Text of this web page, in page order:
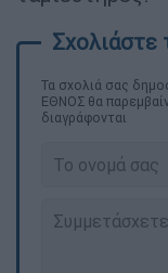
Τα σχολιά σας
ΕΘΝΟΣ θα
διαγράφονται